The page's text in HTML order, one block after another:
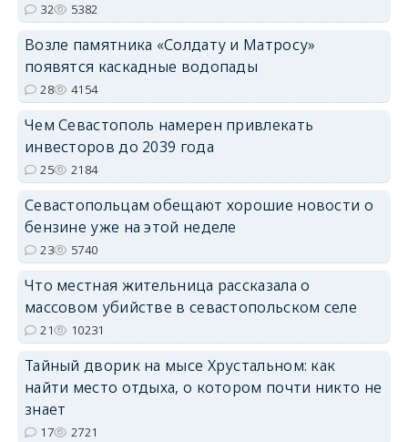
32 5382
Возле памятника «Солдату и Матросу»
появятся каскадные водопады
28 4154
Чем Севастополь намерен привлекать
инвесторов до 2039 года
25 2184
Севастопольцам обещают хорошие новости о
бензине уже на этой неделе
23 5740
Что местная жительница рассказала о
массовом убийстве в севастопольском селе
21 10231
Тайный дворик на мысе Хрустальном: как
найти место отдыха, о котором почти никто не
знает
17 2721